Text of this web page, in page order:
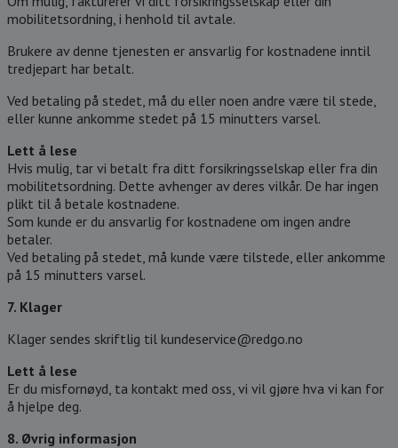
mobilitetsordning, i henhold til avtale.
Brukere av denne tjenesten er ansvarlig for kostnadene inntil
tredjepart har betalt.
Ved betaling på stedet, må du eller noen andre være til stede,
eller kunne ankomme stedet på 15 minutters varsel.
Lett å lese
Hvis mulig, tar vi betalt fra ditt forsikringsselskap eller fra din
mobilitetsordning. Dette avhenger av deres vilkår. De har ingen
plikt til å betale kostnadene.
Som kunde er du ansvarlig for kostnadene om ingen andre
betaler.
Ved betaling på stedet, må kunde være tilstede, eller ankomme
på 15 minutters varsel.
7. Klager
Klager sendes skriftlig til kundeservice@redgo.no
Lett å lese
Er du misfornøyd, ta kontakt med oss, vi vil gjøre hva vi kan for
å hjelpe deg.
8. Øvrig informasjon